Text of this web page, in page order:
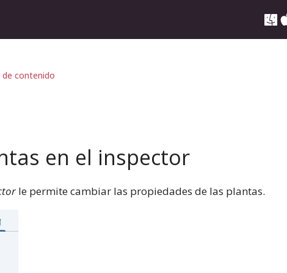
de contenido
en el inspector
le permite cambiar las propiedades de las plantas.